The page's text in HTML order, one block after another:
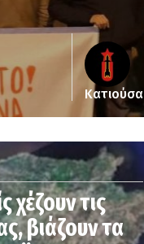
Κατιούσα
χέζουν τις
βιάζουν τα